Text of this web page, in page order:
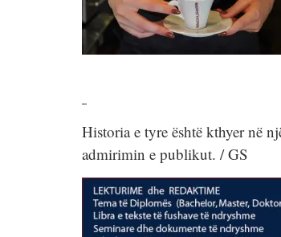
Historia e tyre është kthyer në
admirimin e publikut. / GS